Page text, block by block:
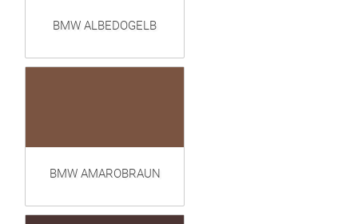
BMW ALBEDOGELB
BMW AMAROBRAUN